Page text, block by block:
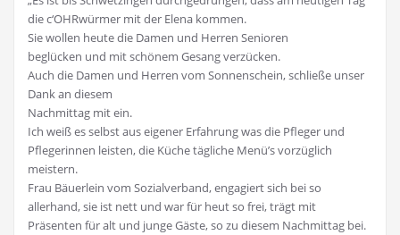
die c‘OHRwürmer mit der Elena kommen.
Sie wollen heute die Damen und Herren Senioren
beglücken und mit schönem Gesang verzücken.
Auch die Damen und Herren vom Sonnenschein, schließe unser
Dank an diesem
Nachmittag mit ein.
Ich weiß es selbst aus eigener Erfahrung was die Pfleger und
Pflegerinnen leisten, die Küche tägliche Menü’s vorzüglich
meistern.
Frau Bäuerlein vom Sozialverband, engagiert sich bei so
allerhand, sie ist nett und war für heut so frei, trägt mit
Präsenten für alt und junge Gäste, so zu diesem Nachmittag bei.